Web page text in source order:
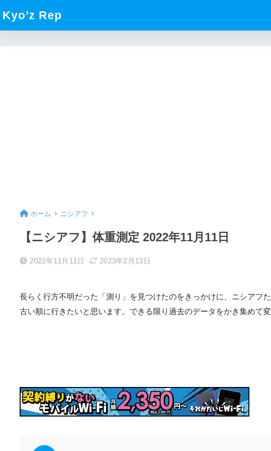
Kyo’z Rep
ホーム ニシアフ
【ニシアフ】体重測定 2022年11月11日
2022年11月11日 2023年2月13日
長らく行方不明だった「測り」を見つけたのをきっかけに、ニシアフ
古い順に行きたいと思います。できる限り過去のデータをかき集めて